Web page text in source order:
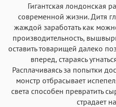
Гигантская лондонская
современной жизни. Дитя
жаждой заработать как
производительность,
оставить товарищей далеко
вперед, стараясь
Расплачиваясь за попытки
монстр отбрасывает
света способен превратить
страдает